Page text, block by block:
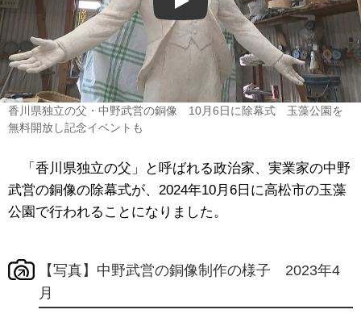
Play
香川県独立の父・中野武営の銅像 10月6日に除幕式 玉藻公園を
無料開放し記念イベントも
「香川県独立の父」と呼ばれる政治家、実業家の中野
武営の銅像の除幕式が、2024年10月6日に高松市の玉藻
公園で行われることになりました。
【写真】中野武営の銅像制作の様子 2023年4
月